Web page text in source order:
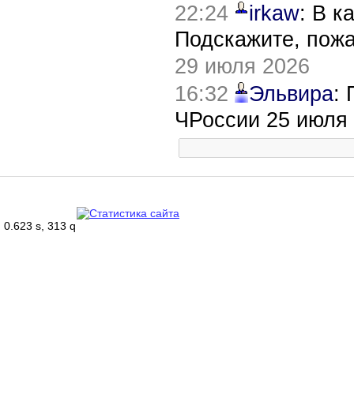
22:24
irkaw: В
Подскажите,
29 июля 2026
16:32
Эльвира:
ЧРоссии 25 июля
0.623 s, 313 q